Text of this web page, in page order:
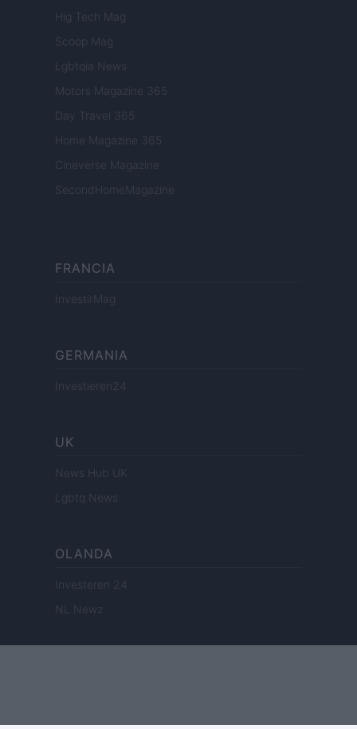
Hig Tech Mag
Scoop Mag
Lgbtqia News
Motors Magazine 365
Day Travel 365
Home Magazine 365
Cineverse Magazine
SecondHomeMagazine
FRANCIA
InvestirMag
GERMANIA
Investieren24
UK
News Hub UK
Lgbtq News
OLANDA
Investeren 24
NL Newz